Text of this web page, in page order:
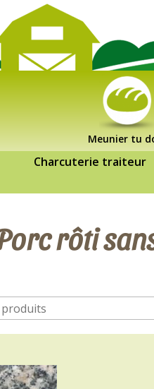
Meunier tu
Charcuterie traiteur
rôti